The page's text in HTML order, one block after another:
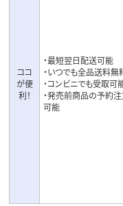
ココ
が便
利！
・最短翌日配送可能
・いつでも全品送料無
・コンビニでも受取可
・発売前商品の予約
可能